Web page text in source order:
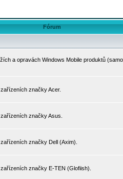
Fórum
a opravách Windows Mobile produktů
značky Acer.
značky Asus.
značky Dell (Axim).
značky E-TEN (Glofiish).